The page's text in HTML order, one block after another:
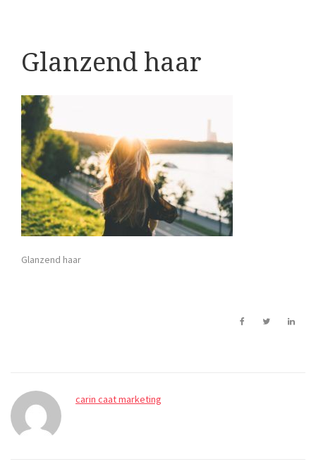
Glanzend haar
Glanzend haar
carin caat marketing